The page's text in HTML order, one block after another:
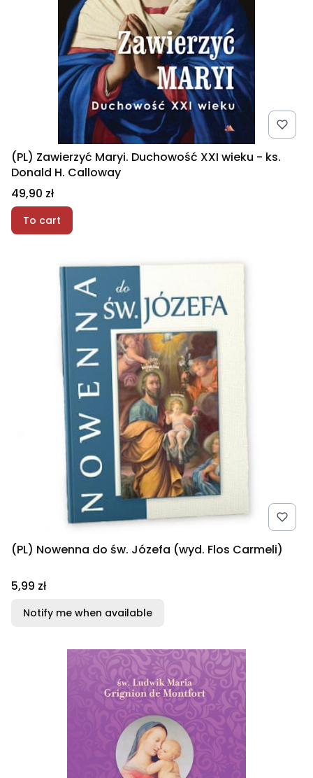
(PL) Zawierzyć Maryi. Duchowość XXI wieku - ks.
Donald H. Calloway
Price
49,90 zł
To cart
(PL) Nowenna do św. Józefa (wyd. Flos Carmeli)
Price
5,99 zł
Notify me when available